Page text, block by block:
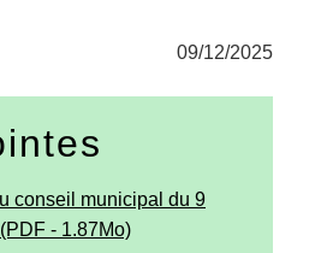
09/12/2025
conseil municipal du 9
- 1.87Mo)